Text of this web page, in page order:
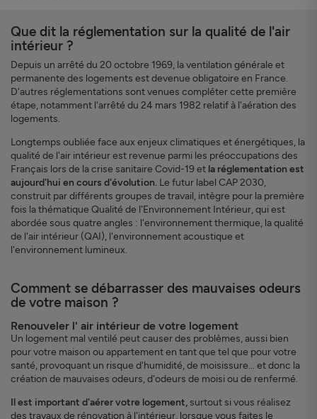
Que dit la réglementation sur la qualité de l'air
intérieur ?
Depuis un arrêté du 20 octobre 1969, la ventilation générale et
permanente des logements est devenue obligatoire en France.
D'autres réglementations sont venues compléter cette première
étape, notamment l'arrêté du 24 mars 1982 relatif à l'aération des
logements.
Longtemps oubliée face aux enjeux climatiques et énergétiques, la
qualité de l'air intérieur est revenue parmi les préoccupations des
Français lors de la crise sanitaire Covid-19 et la réglementation est
aujourd'hui en cours d'évolution. Le futur label CAP 2030,
construit par différents groupes de travail, intègre pour la première
fois la thématique Qualité de l'Environnement Intérieur, qui est
abordée sous quatre angles : l'environnement thermique, la qualité
de l'air intérieur (QAI), l'environnement acoustique et
l'environnement lumineux.
Comment se débarrasser des mauvaises odeurs
de votre maison ?
Renouveler l' air intérieur de votre logement
Un logement mal ventilé peut causer des problèmes, aussi bien
pour votre maison ou appartement en tant que tel que pour votre
santé, provoquant un risque d'humidité, de moisissure… et donc la
création de mauvaises odeurs, d'odeurs de moisi ou de renfermé.
Il est important d'aérer votre logement, surtout si vous réalisez
des travaux de rénovation à l'intérieur, lorsque vous faites le